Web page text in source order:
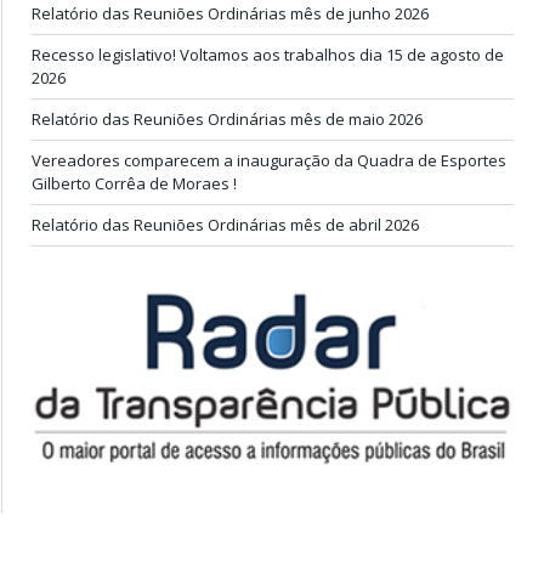
Relatório das Reuniões Ordinárias mês de junho 2026
Recesso legislativo! Voltamos aos trabalhos dia 15 de agosto de
2026
Relatório das Reuniões Ordinárias mês de maio 2026
Vereadores comparecem a inauguração da Quadra de Esportes
Gilberto Corrêa de Moraes !
Relatório das Reuniões Ordinárias mês de abril 2026